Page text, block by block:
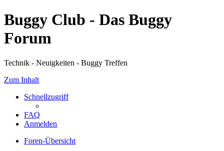
Buggy Club - Das Buggy
Forum
Technik - Neuigkeiten - Buggy Treffen
Zum Inhalt
Schnellzugriff
FAQ
Anmelden
Foren-Übersicht